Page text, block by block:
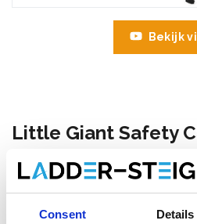
Consent Details
Bekijk
Little Giant Safety
GVK 8 treden
Maak een keuze: